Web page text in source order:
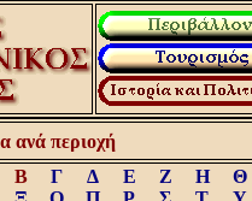
ανά περιοχή
Β Γ Δ Ε Ζ Η
Θ